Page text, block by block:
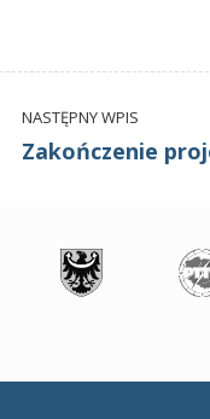
NASTĘPNY WPIS
Zakończenie